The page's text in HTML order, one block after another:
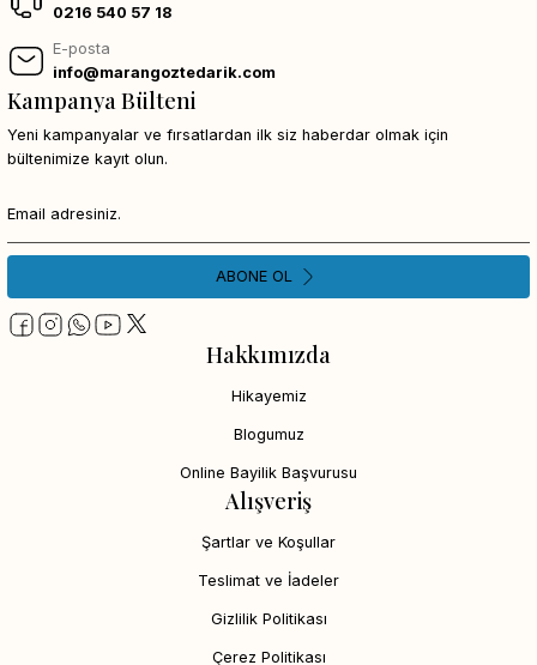
0216 540 57 18
E-posta
info@marangoztedarik.com
Hakkımızda
Hikayemiz
Blogumuz
Online Bayilik Başvurusu
Alışveriş
Şartlar ve Koşullar
Teslimat ve İadeler
Gizlilik Politikası
Çerez Politikası
Kampanya Bülteni
Yeni kampanyalar ve fırsatlardan ilk siz haberdar olmak için
bültenimize kayıt olun.
ABONE OL